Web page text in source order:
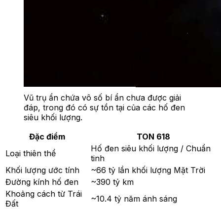
Vũ trụ ẩn chứa vô số bí ẩn chưa được giải
đáp, trong đó có sự tồn tại của các hố đen
siêu khối lượng.
Đặc điểm
TON 618
Loại thiên thể
Hố đen siêu khối lượng / Chuẩn
tinh
Khối lượng ước tính
~66 tỷ lần khối lượng Mặt Trời
Đường kính hố đen
~390 tỷ km
Khoảng cách từ Trái
Đất
~10.4 tỷ năm ánh sáng